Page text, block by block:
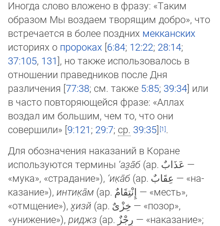
Иногда слово вложено в фразу: «Таким
образом Мы воздаем творящим добро», что
встречается в более поздних мекканских
историях о пророках [6:84; 12:22; 28:14;
37:105, 131], но также использовалось в
отношении праведников после Дня
различения [77:38; см. также 5:85; 39:34] или
в часто пов­то­ряющейся фразе: «Аллах
воздал им большим, чем то, что они
совершили» [9:121; 29:7; ср. 39:35]
.
Для обозначения наказаний в Коране
используются термины ‘аз̱а̄б (ар. عَذَابٌ —
«мука», «страдание»‎), ‘ик̣а̄б (ар. عِقَابٌ — «на­
ка­за­ние»‎), интик̣а̄м (ар. إِنْتِقَامٌ — «месть»,
«отмщение»‎), х̮изй (ар. خِزْىٌ — «позор»,
«унижение»‎), риджз (ар. رِجْزٌ — «наказание»;